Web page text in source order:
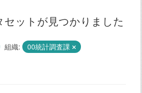
セットが見つかりました
組織:
00統計調査課